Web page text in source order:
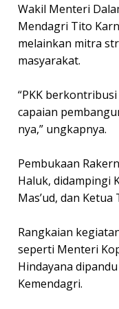
‎Wakil Menteri
Mendagri Tito
melainkan mitra
masyarakat.
‎“PKK
capaian
nya,” ungkapnya.
‎Pembukaan
Haluk, didampingi
Mas’ud, dan
‎Rangkaian
seperti Menteri
Hindayana
Kemendagri.